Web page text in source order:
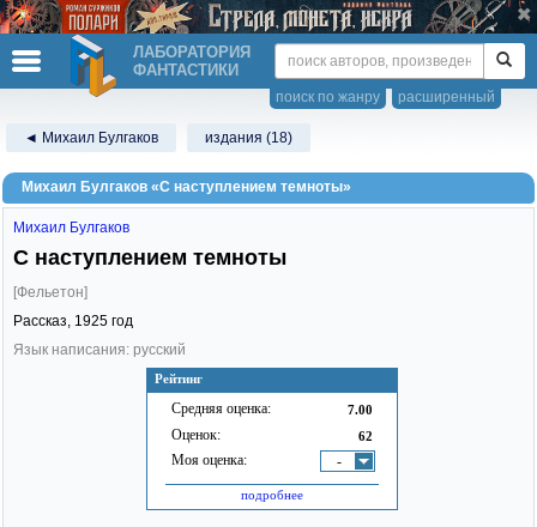
ЛАБОРАТОРИЯ
ФАНТАСТИКИ
расширенный
поиск по жанру
◄ Михаил Булгаков издания (18)
Михаил Булгаков «С наступлением темноты»
Рейтинг
Средняя оценка: 7.00
Оценок: 62
Моя оценка: -
подробнее
Михаил Булгаков
С наступлением темноты
[Фельетон]
Рассказ, 1925 год
Язык написания: русский